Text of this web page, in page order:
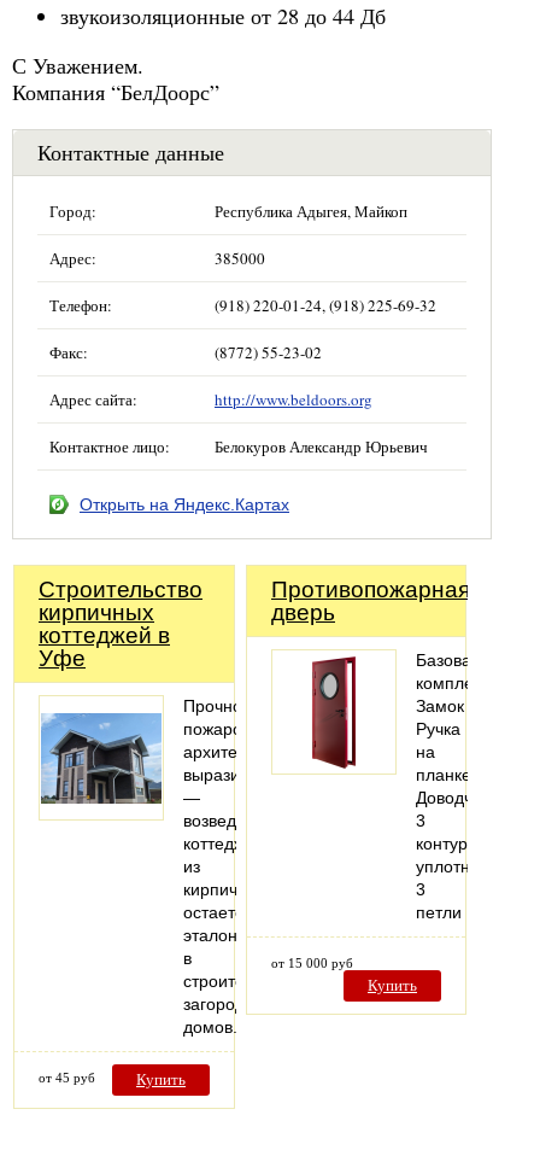
звукоизоляционные от 28 до 44 Дб
С Уважением.
Компания “БелДоорс”
Контактные данные
Город: Республика Адыгея, Майкоп
Адрес: 385000
Телефон: (918) 220-01-24, (918) 225-69-32
Факс: (8772) 55-23-02
Адрес сайта: http://www.beldoors.org
Контактное лицо: Белокуров Александр Юрьевич
Открыть на Яндекс.Картах
Строительство
кирпичных
коттеджей в
Уфе
Прочность,
пожаробезопасность,
архитектурная
выразительность
—
возведение
коттеджей
из
кирпича
остается
эталоном
в
строительстве
загородных
домов.
от 45 руб Купить
Противопожарная
дверь
Базовая
комплектация:
Замок
Ручка
на
планке
Доводчик
3
контура
уплотнения
3
петли
от 15 000 руб
Купить